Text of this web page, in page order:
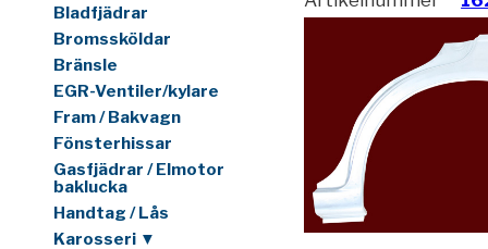
Bladfjädrar
Bromssköldar
Bränsle
EGR-Ventiler/kylare
Fram / Bakvagn
Fönsterhissar
Gasfjädrar / Elmotor
baklucka
Handtag / Lås
Karosseri ▼